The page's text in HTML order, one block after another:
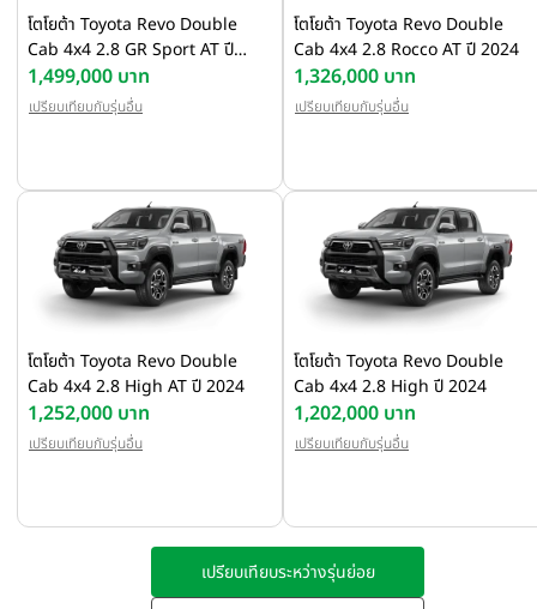
โตโยต้า Toyota Revo Double
Cab 4x4 2.8 GR Sport AT ปี
2024
1,499,000 บาท
เปรียบเทียบกับรุ่นอื่น
โตโยต้า Toyota Revo Double
Cab 4x4 2.8 Rocco AT ปี 2024
1,326,000 บาท
เปรียบเทียบกับรุ่นอื่น
โตโยต้า Toyota Revo Double
Cab 4x4 2.8 High AT ปี 2024
1,252,000 บาท
เปรียบเทียบกับรุ่นอื่น
โตโยต้า Toyota Revo Double
Cab 4x4 2.8 High ปี 2024
1,202,000 บาท
เปรียบเทียบกับรุ่นอื่น
เปรียบเทียบระหว่างรุ่นย่อย